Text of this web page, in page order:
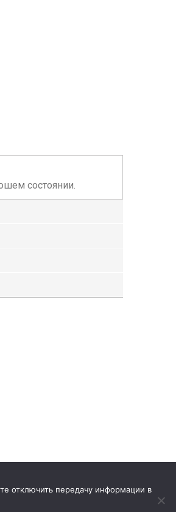
состоянии.
отключить передачу информации в